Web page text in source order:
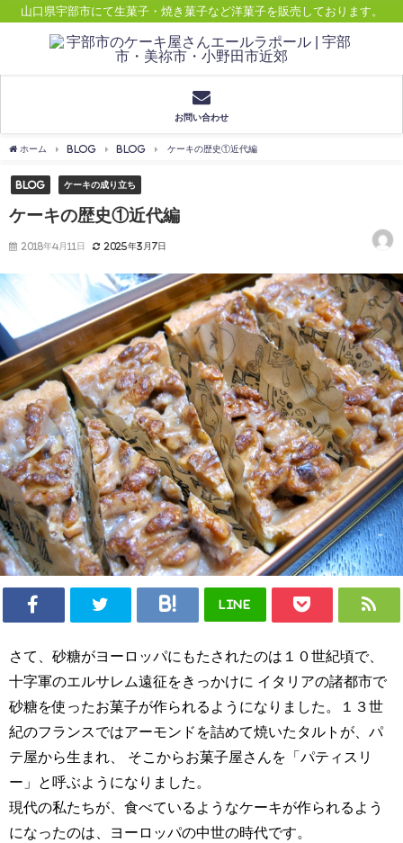
山口県宇部市にて生菓子・焼き菓子など洋菓子を販売しております。
お問い合わせ
ホーム BLOG Blog ケーキの歴史①近代編
Blog ケーキの成り立ち
ケーキの歴史①近代編
2018年4月11日 2025年3月7日
LINE
さて、砂糖がヨーロッパにもたされたのは１０世紀頃で、
十字軍のエルサレム遠征をきっかけに イタリアの諸都市で
砂糖を使ったお菓子が作られるようになりました。１３世
紀のフランスではアーモンドを詰めて焼いたタルトが、パ
テ屋から生まれ、 そこからお菓子屋さんを「パティスリ
ー」と呼ぶようになりました。
現代の私たちが、食べているようなケーキが作られるよう
になったのは、ヨーロッパの中世の時代です。